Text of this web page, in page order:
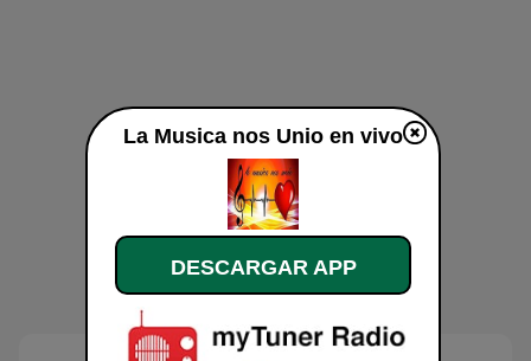
La Musica nos Unio en vivo
DESCARGAR APP